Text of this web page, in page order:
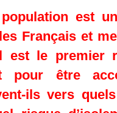
est
Français et
est le premier
pour être
ils vers